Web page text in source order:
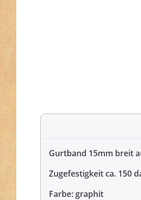
Gurtband 15mm breit
Zugefestigkeit ca. 150
Farbe: graphit